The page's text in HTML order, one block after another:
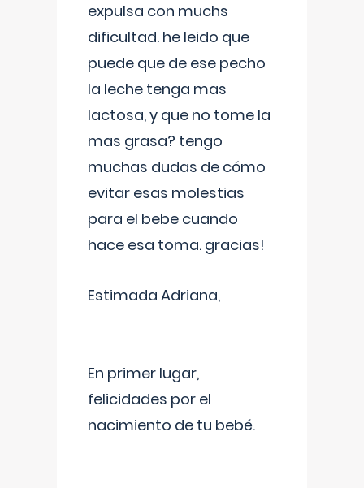
expulsa con muchs
dificultad. he leido que
puede que de ese pecho
la leche tenga mas
lactosa, y que no tome la
mas grasa? tengo
muchas dudas de cómo
evitar esas molestias
para el bebe cuando
hace esa toma. gracias!
Estimada Adriana,
En primer lugar,
felicidades por el
nacimiento de tu bebé.